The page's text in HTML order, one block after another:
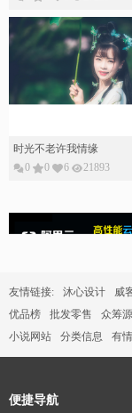
时光不老许我情缘
0
0 6 21893
友情链接: 沐心设计 威
优品榜
批发零售 众筹
小说网站
分类信息 有
便捷导航